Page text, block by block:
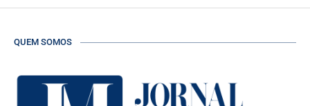
QUEM SOMOS